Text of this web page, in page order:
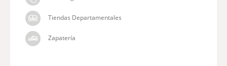
Tiendas Departamentales
Zapatería